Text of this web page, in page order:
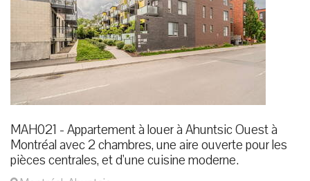
MAH021 - Appartement à louer à Ahuntsic Ouest à
Montréal avec 2 chambres, une aire ouverte pour les
pièces centrales, et d'une cuisine moderne.